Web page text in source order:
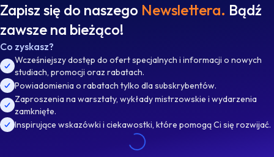
Zapisz się do naszego Newslettera. Bądź
zawsze na bieżąco!
Co zyskasz?
Wcześniejszy dostęp do ofert specjalnych i informacji o nowych
studiach, promocji oraz rabatach.
Powiadomienia o rabatach tylko dla subskrybentów.
Zaproszenia na warsztaty, wykłady mistrzowskie i wydarzenia
zamknięte.
Inspirujące wskazówki i ciekawostki, które pomogą Ci się rozwijać.